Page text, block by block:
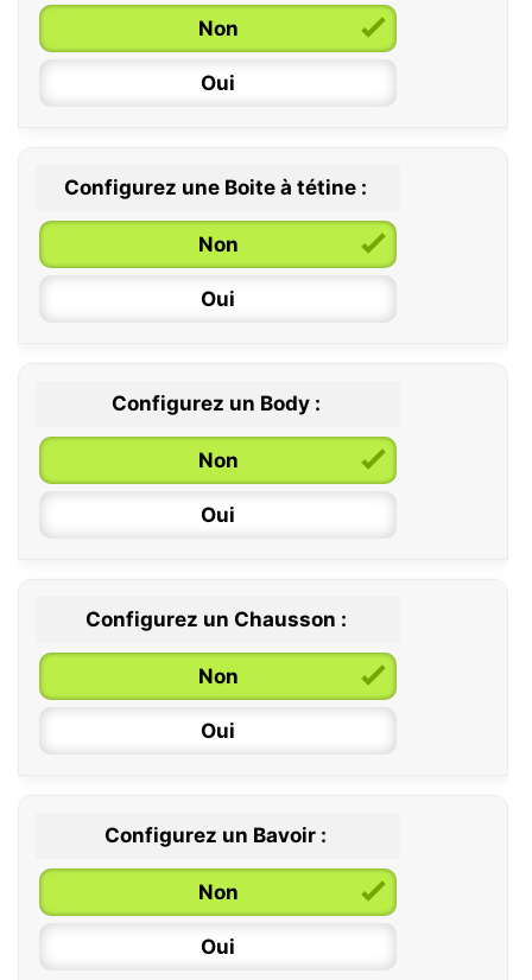
6 / 36 mois
Non
Oui
Configurez une Boite à tétine :
Non
Oui
Configurez un Body :
Non
Oui
0 / 6 mois
6 / 12 mois
12 / 18 mois
Configurez un Chausson :
Non
Oui
Configurez un Bavoir :
Non
Oui